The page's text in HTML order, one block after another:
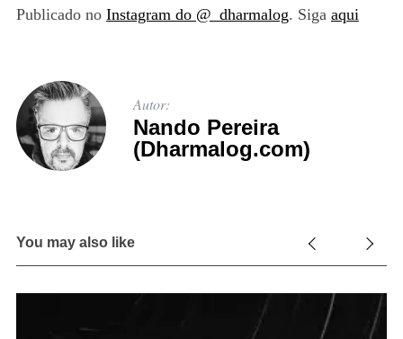
Publicado no Instagram do @_dharmalog. Siga aqui
Autor:
Nando Pereira
(Dharmalog.com)
You may also like